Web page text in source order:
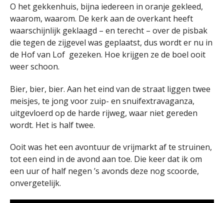
O het gekkenhuis, bijna iedereen in oranje gekleed,
waarom, waarom. De kerk aan de overkant heeft
waarschijnlijk geklaagd – en terecht – over de pisbak
die tegen de zijgevel was geplaatst, dus wordt er nu in
de Hof van Lof gezeken. Hoe krijgen ze de boel ooit
weer schoon.
Bier, bier, bier. Aan het eind van de straat liggen twee
meisjes, te jong voor zuip- en snuifextravaganza,
uitgevloerd op de harde rijweg, waar niet gereden
wordt. Het is half twee.
Ooit was het een avontuur de vrijmarkt af te struinen,
tot een eind in de avond aan toe. Die keer dat ik om
een uur of half negen ’s avonds deze nog scoorde,
onvergetelijk.